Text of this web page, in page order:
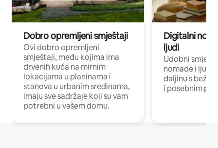
Dobro opremljeni smještaji
Ovi dobro opremljeni
smještaji, među kojima ima
drvenih kuća na mirnim
lokacijama u planinama i
stanova u urbanim sredinama,
imaju sve sadržaje koji su vam
potrebni u vašem domu.
Digitalni
ljudi
Udobni
nomade i ljude
daljinu s
i posebnim